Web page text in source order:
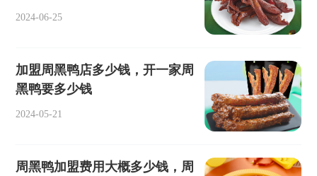
2024-06-25
加盟周黑鸭店多少钱，开一家周
黑鸭要多少钱
2024-05-21
周黑鸭加盟费用大概多少钱，周